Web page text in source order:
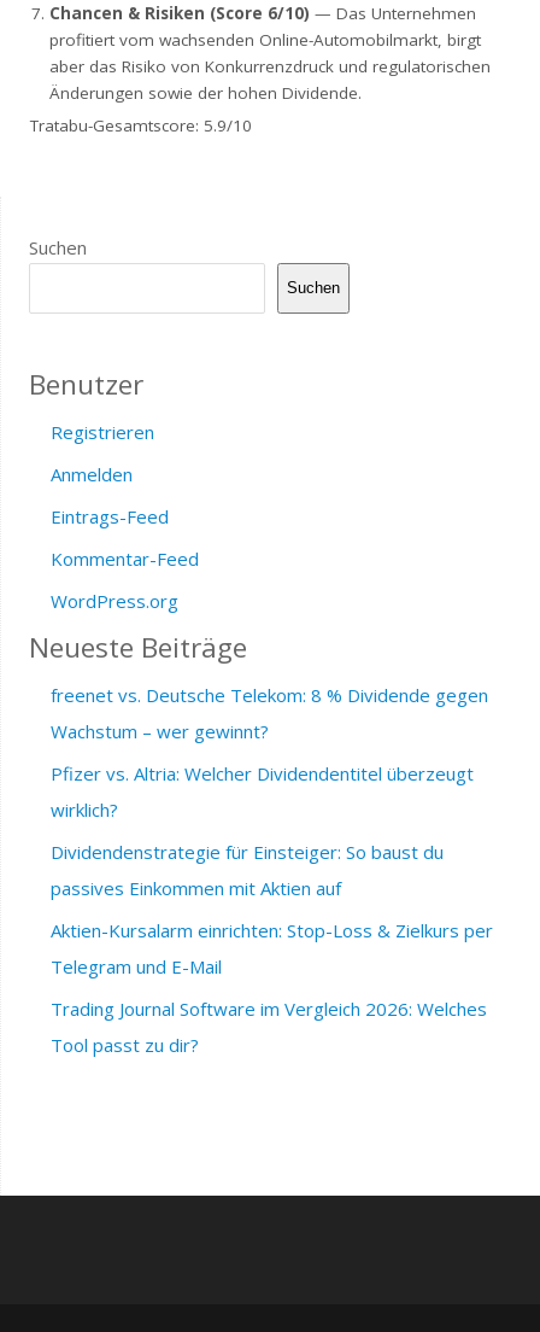
Chancen & Risiken (Score 6/10) — Das Unternehmen
profitiert vom wachsenden Online-Automobilmarkt, birgt
aber das Risiko von Konkurrenzdruck und regulatorischen
Änderungen sowie der hohen Dividende.
Tratabu-Gesamtscore: 5.9/10
Suchen
Suchen
Benutzer
Registrieren
Anmelden
Eintrags-Feed
Kommentar-Feed
WordPress.org
Neueste Beiträge
freenet vs. Deutsche Telekom: 8 % Dividende gegen
Wachstum – wer gewinnt?
Pfizer vs. Altria: Welcher Dividendentitel überzeugt
wirklich?
Dividendenstrategie für Einsteiger: So baust du
passives Einkommen mit Aktien auf
Aktien-Kursalarm einrichten: Stop-Loss & Zielkurs per
Telegram und E-Mail
Trading Journal Software im Vergleich 2026: Welches
Tool passt zu dir?